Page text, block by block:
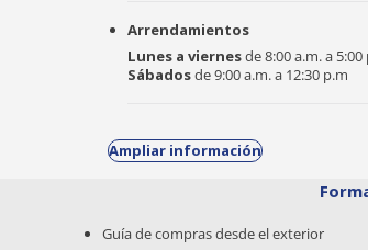
Arrendamientos
Lunes a viernesde 8:00 a.m. a 5:00
Sábadosde 9:00 a.m. a 12:30 p.m
Ampliar información
Guía de compras desde el exterior